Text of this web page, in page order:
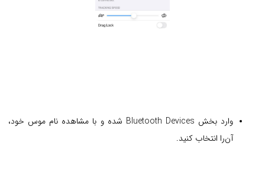
وارد بخش Bluetooth Devices شده و با مشاهده نام موس خود،
آن‌را انتخاب کنید.